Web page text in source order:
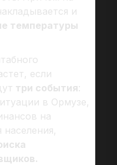
и
температуры
если
три события:
в Ормузе,
на